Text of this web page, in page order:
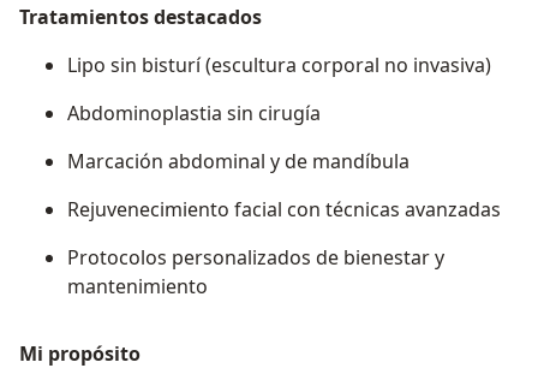
Tratamientos destacados
Lipo sin bisturí (escultura corporal no invasiva)
Abdominoplastia sin cirugía
Marcación abdominal y de mandíbula
Rejuvenecimiento facial con técnicas avanzadas
Protocolos personalizados de bienestar y
mantenimiento
Mi propósito